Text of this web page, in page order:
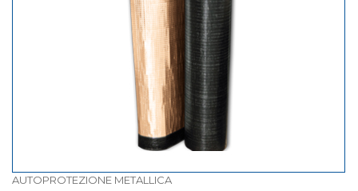
AUTOPROTEZIONE METALLICA